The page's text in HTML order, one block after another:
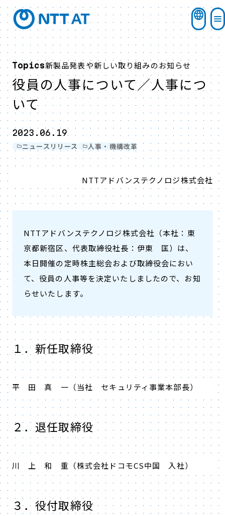
Topics新製品発表や新しい取り組みのお知らせ
役員の人事について／人事につ
いて
2023.06.19
ニュースリリース
人事・機構改革
NTTアドバンステクノロジ株式会社
NTTアドバンステクノロジ株式会社（本社：東
京都新宿区、代表取締役社長：伊東 匡）は、
本日開催の定時株主総会および取締役会におい
て、役員の人事等を決定いたしましたので、お知
らせいたします。
１．新任取締役
平 田 真 一（当社 セキュリティ事業本部長）
２．退任取締役
川 上 和 重（株式会社ドコモCS中国 入社）
３．役付取締役